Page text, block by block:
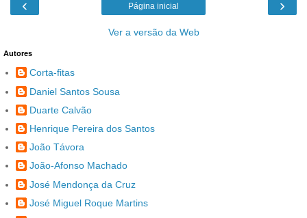
‹ ›
Página inicial
Ver a versão da Web
Autores
Corta-fitas
Daniel Santos Sousa
Duarte Calvão
Henrique Pereira dos Santos
João Távora
João-Afonso Machado
José Mendonça da Cruz
José Miguel Roque Martins